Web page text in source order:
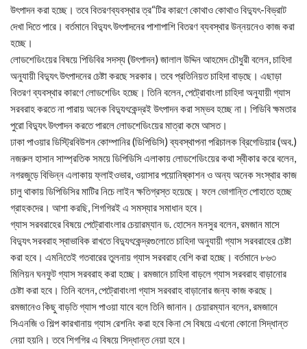
উৎপাদন করা হচ্ছে। তবে বিতরণব্যবস্থার ত্র“টির কারণে কোথাও কোথাও বিদ্যুৎ-বিভ্রাট
দেখা দিতে পারে। বর্তমানে বিদ্যুৎ উৎপাদনের পাশাপাশি বিতরণ ব্যবস্থার উন্নয়নেও কাজ করা
হচ্ছে।
লোডশেডিংয়ের বিষয়ে পিডিবির সদস্য (উৎপাদন) জালাল উদ্দিন আহমেদ চৌধুরী বলেন, চাহিদা
অনুযায়ী বিদ্যুৎ উৎপাদনের চেষ্টা করছে সরকার। তবে প্রতিনিয়ত চাহিদা বাড়ছে। এছাড়া
বিতরণ ব্যবস্থার কারণে লোডশেডিং হচ্ছে। তিনি বলেন, পেট্রোবাংলা চাহিদা অনুযায়ী গ্যাস
সরবরাহ করতে না পারায় অনেক বিদ্যুৎকেন্দ্রই উৎপাদন করা সম্ভব হচ্ছে না। পিডিবি ক্ষমতার
পুরো বিদ্যুৎ উৎপাদন করতে পারলে লোডশেডিংয়ের মাত্রা কমে আসত।
ঢাকা পাওয়ার ডিস্ট্রিবিউশন কোম্পানির (ডিপিডিসি) ব্যবস্থাপনা পরিচালক ব্রিগেডিয়ার (অব.)
নজরুল হাসান সাম্প্রতিক সময়ে ডিপিডিসি এলাকায় লোডশেডিংয়ের কথা স্বীকার করে বলেন,
নগরজুড়ে বিভিন্ন এলাকায় ফ্লাইওভার, ওয়াসার পয়োনিষ্কাশন ও অন্য অনেক সংস্থার কাজ
চালু থাকায় ডিপিডিসির মাটির নিচে লাইন ক্ষতিগ্রস্ত হয়েছে। ফলে ভোগান্তি পোহাতে হচ্ছে
গ্রাহকদের। আশা করছি, শিগগিরই এ সমস্যার সমাধান হবে।
গ্যাস সরবরাহের বিষয়ে পেট্রোবাংলার চেয়ারম্যান ড. হোসেন মনসুর বলেন, রমজান মাসে
বিদ্যুৎ সরবরাহ স্বাভাবিক রাখতে বিদ্যুৎকেন্দ্রগুলোতে চাহিদা অনুযায়ী গ্যাস সরবরাহের চেষ্টা
করা হবে। এমনিতেই গতবারের তুলনায় গ্যাস সরবরাহ বেশি করা হচ্ছে। বর্তমানে ৮৬৩
মিলিয়ন ঘনফুট গ্যাস সরবরাহ করা হচ্ছে। রমজানে চাহিদা বাড়লে গ্যাস সরবরাহ বাড়ানোর
চেষ্টা করা হবে। তিনি বলেন, পেট্রোবাংলা গ্যাস সরবরাহ বাড়ানোর জন্য কাজ করছে।
রমজানেও কিছু বাড়তি গ্যাস পাওয়া যাবে বলে তিনি জানান। চেয়ারম্যান বলেন, রমজানে
সিএনজি ও শিল্প কারখানায় গ্যাস রেশনিং করা হবে কিনা সে বিষয়ে এখনো কোনো সিদ্ধান্ত
নেয়া হয়নি। তবে শিগগির এ বিষয়ে সিদ্ধান্ত নেয়া হবে।